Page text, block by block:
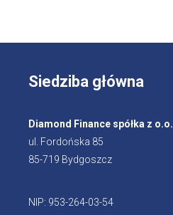
Siedziba główna
Diamond Finance spółka z o.o.
ul. Fordońska 85
85-719 Bydgoszcz
NIP: 953-264-03-54